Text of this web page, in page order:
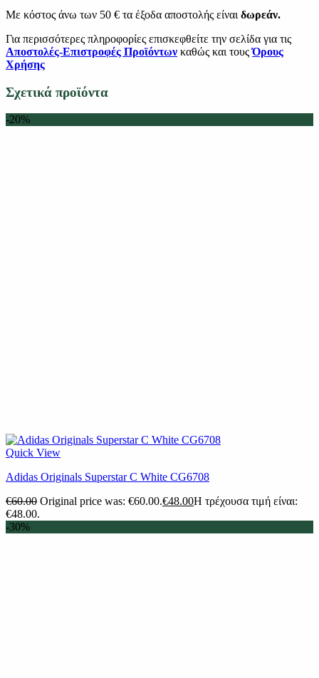
Με κόστος άνω των 50 € τα έξοδα αποστολής είναι δωρεάν.
Για περισσότερες πληροφορίες επισκεφθείτε την σελίδα για τις
Αποστολές-Επιστροφές Προϊόντων καθώς και τουςΌρους
Χρήσης
Σχετικά προϊόντα
-20%
Quick View
Adidas Originals Superstar C White CG6708
€60.00 Original price was: €60.00.€48.00Η τρέχουσα τιμή είναι:
€48.00.
-30%